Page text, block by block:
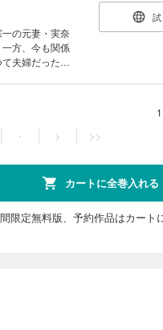
の元妻・実奈
方、今も関係
夫婦だった男
・ > >>
カートに全巻入れる
限定無料版、予約作品はカート